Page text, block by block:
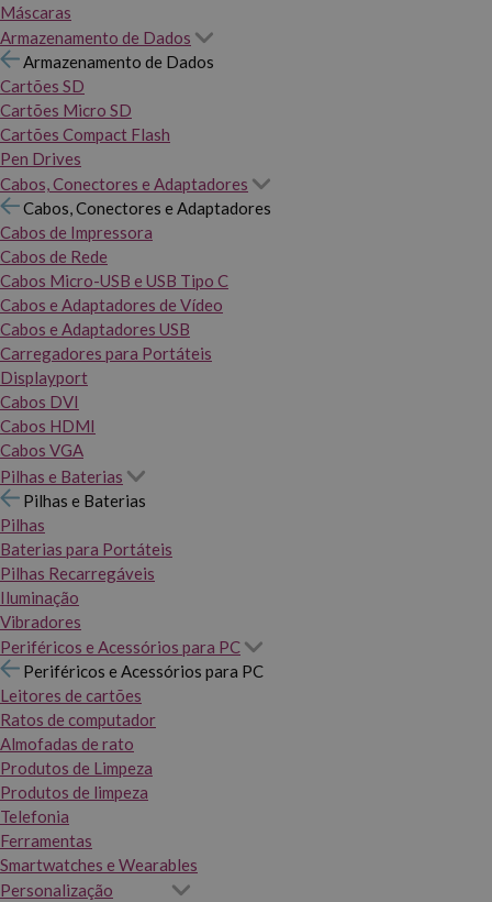
Máscaras
Armazenamento de Dados
Armazenamento de Dados
Cartões SD
Cartões Micro SD
Cartões Compact Flash
Pen Drives
Cabos, Conectores e Adaptadores
Cabos, Conectores e Adaptadores
Cabos de Impressora
Cabos de Rede
Cabos Micro-USB e USB Tipo C
Cabos e Adaptadores de Vídeo
Cabos e Adaptadores USB
Carregadores para Portáteis
Displayport
Cabos DVI
Cabos HDMI
Cabos VGA
Pilhas e Baterias
Pilhas e Baterias
Pilhas
Baterias para Portáteis
Pilhas Recarregáveis
Iluminação
Vibradores
Periféricos e Acessórios para PC
Periféricos e Acessórios para PC
Leitores de cartões
Ratos de computador
Almofadas de rato
Produtos de Limpeza
Produtos de limpeza
Telefonia
Ferramentas
Smartwatches e Wearables
Personalização